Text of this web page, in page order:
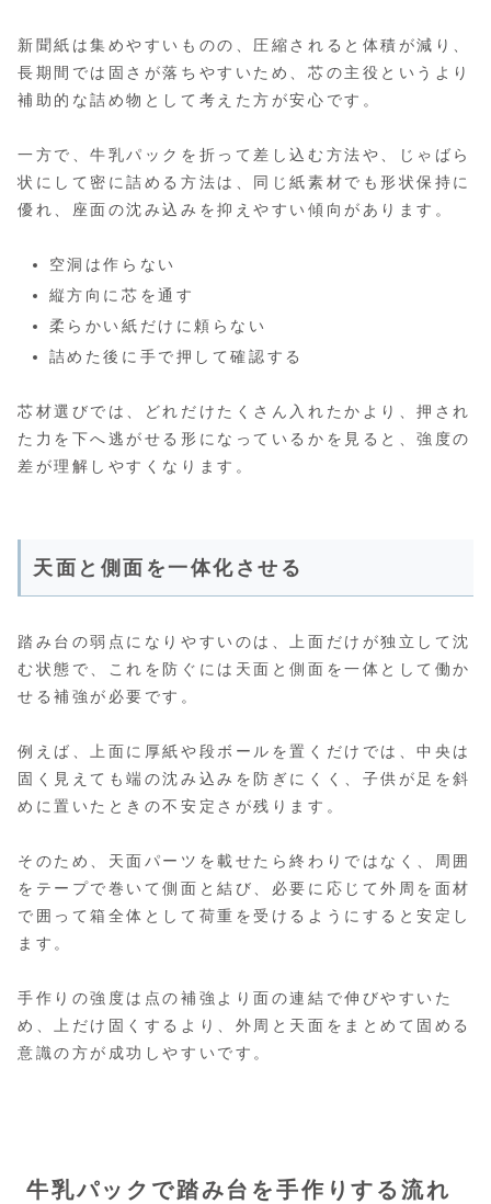
新聞紙は集めやすいものの、圧縮されると体積が減り、
長期間では固さが落ちやすいため、芯の主役というより
補助的な詰め物として考えた方が安心です。
一方で、牛乳パックを折って差し込む方法や、じゃばら
状にして密に詰める方法は、同じ紙素材でも形状保持に
優れ、座面の沈み込みを抑えやすい傾向があります。
空洞は作らない
縦方向に芯を通す
柔らかい紙だけに頼らない
詰めた後に手で押して確認する
芯材選びでは、どれだけたくさん入れたかより、押され
た力を下へ逃がせる形になっているかを見ると、強度の
差が理解しやすくなります。
天面と側面を一体化させる
踏み台の弱点になりやすいのは、上面だけが独立して沈
む状態で、これを防ぐには天面と側面を一体として働か
せる補強が必要です。
例えば、上面に厚紙や段ボールを置くだけでは、中央は
固く見えても端の沈み込みを防ぎにくく、子供が足を斜
めに置いたときの不安定さが残ります。
そのため、天面パーツを載せたら終わりではなく、周囲
をテープで巻いて側面と結び、必要に応じて外周を面材
で囲って箱全体として荷重を受けるようにすると安定し
ます。
手作りの強度は点の補強より面の連結で伸びやすいた
め、上だけ固くするより、外周と天面をまとめて固める
意識の方が成功しやすいです。
牛乳パックで踏み台を手作りする流れ